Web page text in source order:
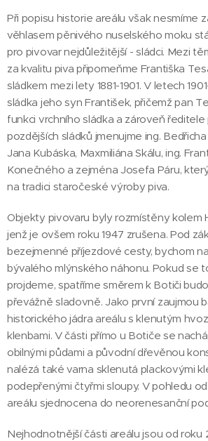
Při popisu historie areálu však nesmíme
věhlasem pěnivého nuselského moku
pro pivovar nejdůležitější - sládci. Mezi
za kvalitu piva připomeňme Františka
sládkem mezi lety 1881-1901. V letech
sládka jeho syn František, přičemž pan
funkci vrchního sládka a zároveň
pozdějších sládků jmenujme ing.
Jana Kubáska, Maxmiliána Skálu, ing.
Konečného a zejména Josefa Páru,
na tradici staročeské výroby piva.
Objekty pivovaru byly rozmístěny kolem
jenž je ovšem roku 1947 zrušena. Pod
bezejmenné příjezdové cesty, bychom
bývalého mlýnského náhonu. Pokud se
projdeme, spatříme směrem k Botiči
převážně sladovně. Jako první zaujmou
historického jádra areálu s klenutým
klenbami. V části přímo u Botiče se
obilnými půdami a původní dřevěnou
nalézá také varna sklenutá plackovými
podepřenými čtyřmi sloupy. V pohledu
areálu sjednocena do neorenesanční
Nejhodnotnější části areálu jsou od roku